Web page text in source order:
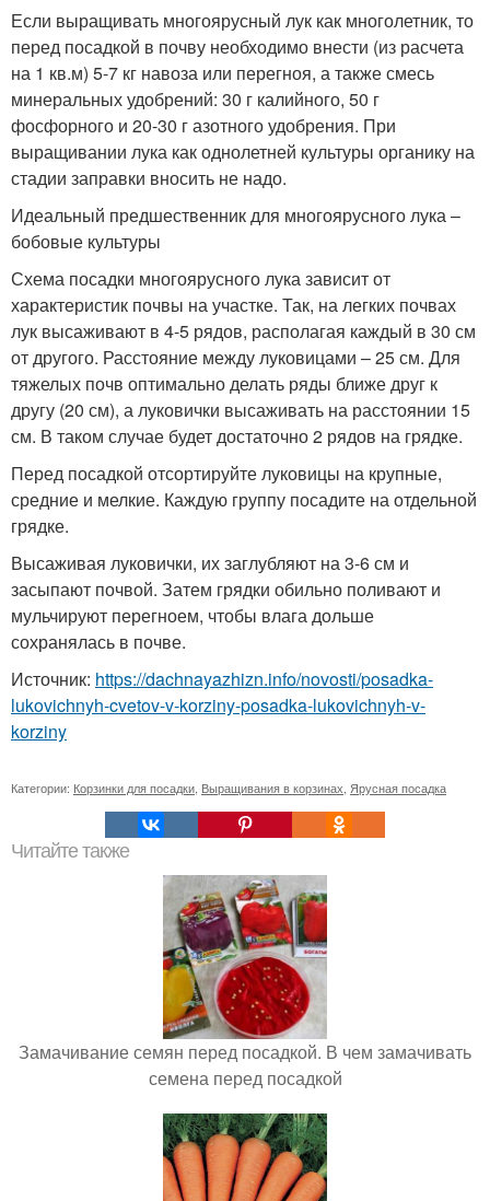
Если выращивать многоярусный лук как многолетник, то
перед посадкой в почву необходимо внести (из расчета
на 1 кв.м) 5-7 кг навоза или перегноя, а также смесь
минеральных удобрений: 30 г калийного, 50 г
фосфорного и 20-30 г азотного удобрения. При
выращивании лука как однолетней культуры органику на
стадии заправки вносить не надо.
Идеальный предшественник для многоярусного лука –
бобовые культуры
Схема посадки многоярусного лука зависит от
характеристик почвы на участке. Так, на легких почвах
лук высаживают в 4-5 рядов, располагая каждый в 30 см
от другого. Расстояние между луковицами – 25 см. Для
тяжелых почв оптимально делать ряды ближе друг к
другу (20 см), а луковички высаживать на расстоянии 15
см. В таком случае будет достаточно 2 рядов на грядке.
Перед посадкой отсортируйте луковицы на крупные,
средние и мелкие. Каждую группу посадите на отдельной
грядке.
Высаживая луковички, их заглубляют на 3-6 см и
засыпают почвой. Затем грядки обильно поливают и
мульчируют перегноем, чтобы влага дольше
сохранялась в почве.
Источник: https://dachnayazhizn.info/novosti/posadka-
lukovichnyh-cvetov-v-korziny-posadka-lukovichnyh-v-
korziny
Категории: Корзинки для посадки, Выращивания в корзинах, Ярусная посадка
Читайте также
Замачивание семян перед посадкой. В чем замачивать
семена перед посадкой